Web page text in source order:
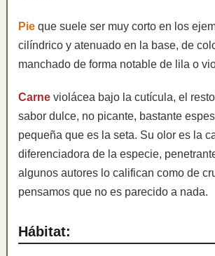
Pie que suele ser muy corto en los
cilíndrico y atenuado en la base, de
manchado de forma notable de lila o
Carne violácea bajo la cutícula, el
sabor dulce, no picante, bastante
pequeña que es la seta. Su olor es la
diferenciadora de la especie,
algunos autores lo califican como de
pensamos que no es parecido a nada.
Hábitat: